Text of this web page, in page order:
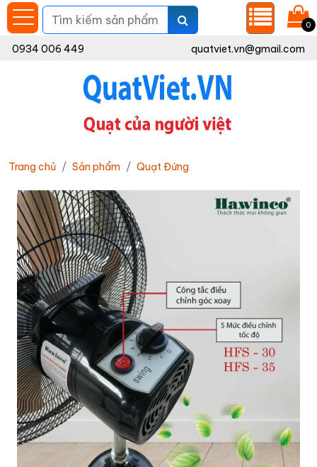
0
0934 006 449 quatviet.vn@gmail.com
Trang chủ Sản phẩm Quạt Đứng